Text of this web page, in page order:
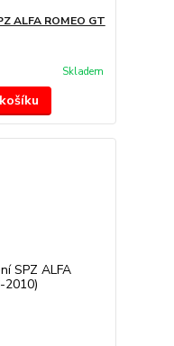
ALFA ROMEO GT
Skladem